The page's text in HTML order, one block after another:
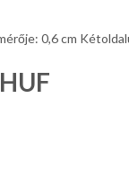
0,6 cm
HUF